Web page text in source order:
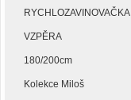
RYCHLOZAVINOVAČKA
VZPĚRA
180/200cm
Kolekce Miloš